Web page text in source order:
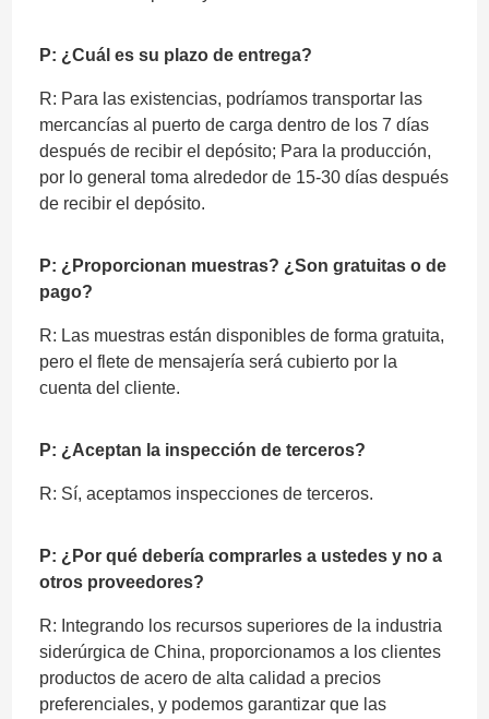
P: ¿Cuál es su plazo de entrega?
R: Para las existencias, podríamos transportar las
mercancías al puerto de carga dentro de los 7 días
después de recibir el depósito; Para la producción,
por lo general toma alrededor de 15-30 días después
de recibir el depósito.
P: ¿Proporcionan muestras? ¿Son gratuitas o de
pago?
R: Las muestras están disponibles de forma gratuita,
pero el flete de mensajería será cubierto por la
cuenta del cliente.
P: ¿Aceptan la inspección de terceros?
R: Sí, aceptamos inspecciones de terceros.
P: ¿Por qué debería comprarles a ustedes y no a
otros proveedores?
R: Integrando los recursos superiores de la industria
siderúrgica de China, proporcionamos a los clientes
productos de acero de alta calidad a precios
preferenciales, y podemos garantizar que las